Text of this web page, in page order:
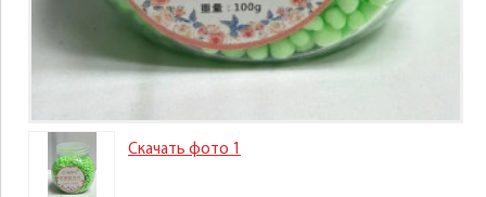
Скачать фото 1